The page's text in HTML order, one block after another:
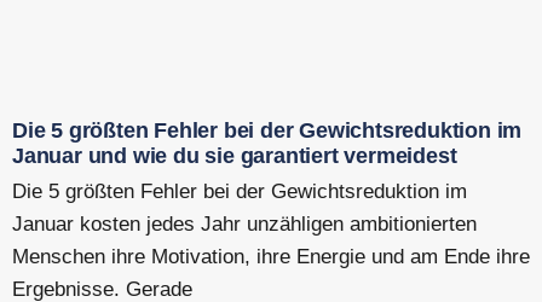
Die 5 größten Fehler bei der Gewichtsreduktion im
Januar und wie du sie garantiert vermeidest
Die 5 größten Fehler bei der Gewichtsreduktion im
Januar kosten jedes Jahr unzähligen ambitionierten
Menschen ihre Motivation, ihre Energie und am Ende ihre
Ergebnisse. Gerade